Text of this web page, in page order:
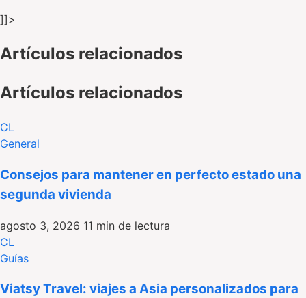
]]>
Artículos relacionados
Artículos relacionados
CL
General
Consejos para mantener en perfecto estado una
segunda vivienda
agosto 3, 2026 11 min de lectura
CL
Guías
Viatsy Travel: viajes a Asia personalizados para